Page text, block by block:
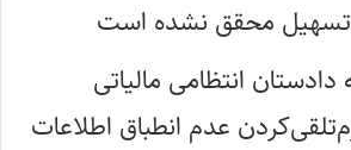
تسهیل محقق نشده است
انتظامی مالیاتی
عدم انطباق اطلاعات